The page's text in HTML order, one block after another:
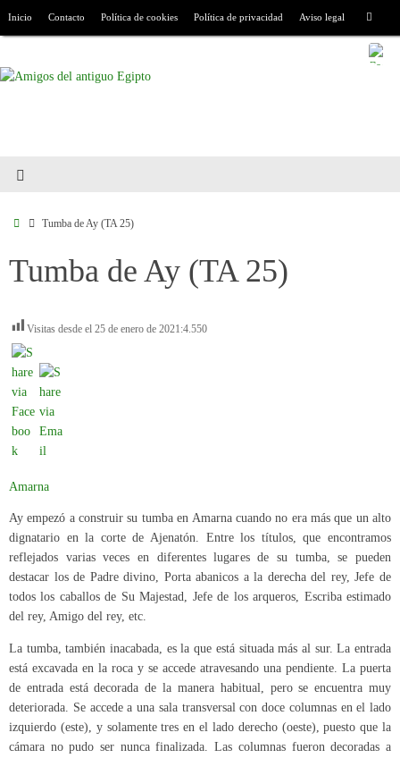
Inicio Contacto Política de cookies Política de privacidad Aviso legal
Tumba de Ay (TA 25)
Tumba de Ay (TA 25)
Visitas desde el 25 de enero de 2021:4.550
Amarna
Ay empezó a construir su tumba en Amarna cuando no era más que un alto
dignatario en la corte de Ajenatón. Entre los títulos, que encontramos
reflejados varias veces en diferentes lugares de su tumba, se pueden
destacar los de Padre divino, Porta abanicos a la derecha del rey, Jefe de
todos los caballos de Su Majestad, Jefe de los arqueros, Escriba estimado
del rey, Amigo del rey, etc.
La tumba, también inacabada, es la que está situada más al sur. La entrada
está excavada en la roca y se accede atravesando una pendiente. La puerta
de entrada está decorada de la manera habitual, pero se encuentra muy
deteriorada. Se accede a una sala transversal con doce columnas en el lado
izquierdo (este), y solamente tres en el lado derecho (oeste), puesto que la
cámara no pudo ser nunca finalizada. Las columnas fueron decoradas a